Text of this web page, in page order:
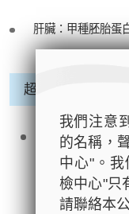
肝臟：甲種胚胎蛋
超聲波 Ultrasound
腹部超聲波
Gallbladder
Hepatobiliary
Spleen）
我們注意
的名稱，
中心"。
檢中心"只
請聯絡本